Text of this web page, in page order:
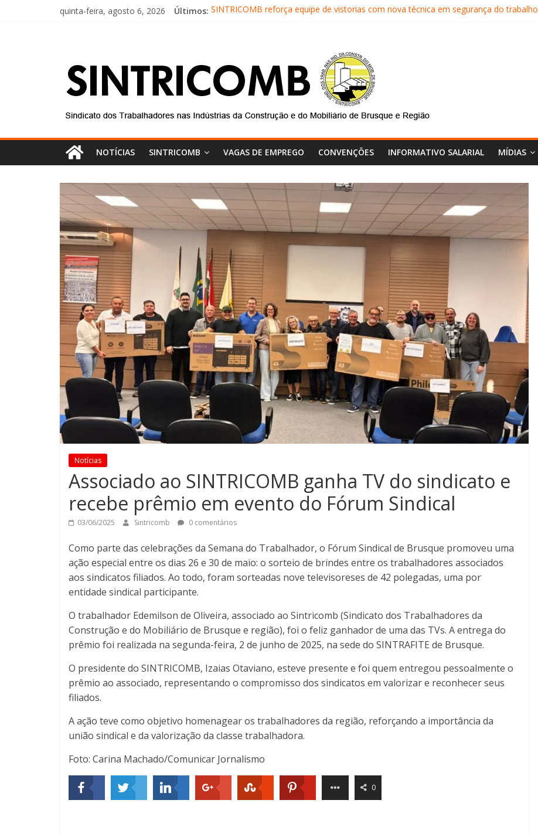
quinta-feira, agosto 6, 2026 Últimos: SINTRICOMB reforça equipe de vistorias com nova técnica em segurança do trabalho
Equipe do Sintricomb faz reunião de avaliação dos atendimentos
Sintricomb participa do lançamento do programa Profissão Construir em Brusque
NOTÍCIAS SINTRICOMB VAGAS DE EMPREGO CONVENÇÕES INFORMATIVO SALARIAL MÍDIAS
Notícias
Associado ao SINTRICOMB ganha TV do sindicato e
recebe prêmio em evento do Fórum Sindical
03/06/2025 Sintricomb 0 comentários
Como parte das celebrações da Semana do Trabalhador, o Fórum Sindical de Brusque promoveu uma
ação especial entre os dias 26 e 30 de maio: o sorteio de brindes entre os trabalhadores associados
aos sindicatos filiados. Ao todo, foram sorteadas nove televisoreses de 42 polegadas, uma por
entidade sindical participante.
O trabalhador Edemilson de Oliveira, associado ao Sintricomb (Sindicato dos Trabalhadores da
Construção e do Mobiliário de Brusque e região), foi o feliz ganhador de uma das TVs. A entrega do
prêmio foi realizada na segunda-feira, 2 de junho de 2025, na sede do SINTRAFITE de Brusque.
O presidente do SINTRICOMB, Izaias Otaviano, esteve presente e foi quem entregou pessoalmente o
prêmio ao associado, representando o compromisso dos sindicatos em valorizar e reconhecer seus
filiados.
A ação teve como objetivo homenagear os trabalhadores da região, reforçando a importância da
união sindical e da valorização da classe trabalhadora.
Foto: Carina Machado/Comunicar Jornalismo
0